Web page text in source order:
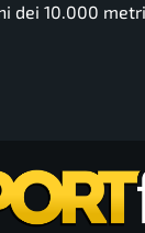
dei 10.000